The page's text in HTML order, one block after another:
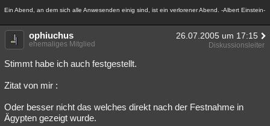
Ein Abend, an dem sich alle Anwesenden einig sind, ist ein verlorener Abend. -Albert Einstein-
ophiuchus 26.07.2005 um 17:15
ehemaliges Mitglied Diskussionsleiter
Stimmt habe ich auch festgestellt.
Zitat von mir :
Oder besser nicht das welches direkt nach der Festnahme in
Ägypten gezeigt wurde.